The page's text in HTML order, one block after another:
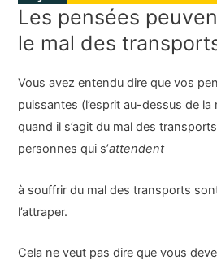
Les pensées
le mal des
Vous avez entendu dire que vos
puissantes (l’esprit au-dessus de
quand il s’agit du mal des
personnes qui s’attendent
à souffrir du mal des transports
l’attraper.
Cela ne veut pas dire que vous